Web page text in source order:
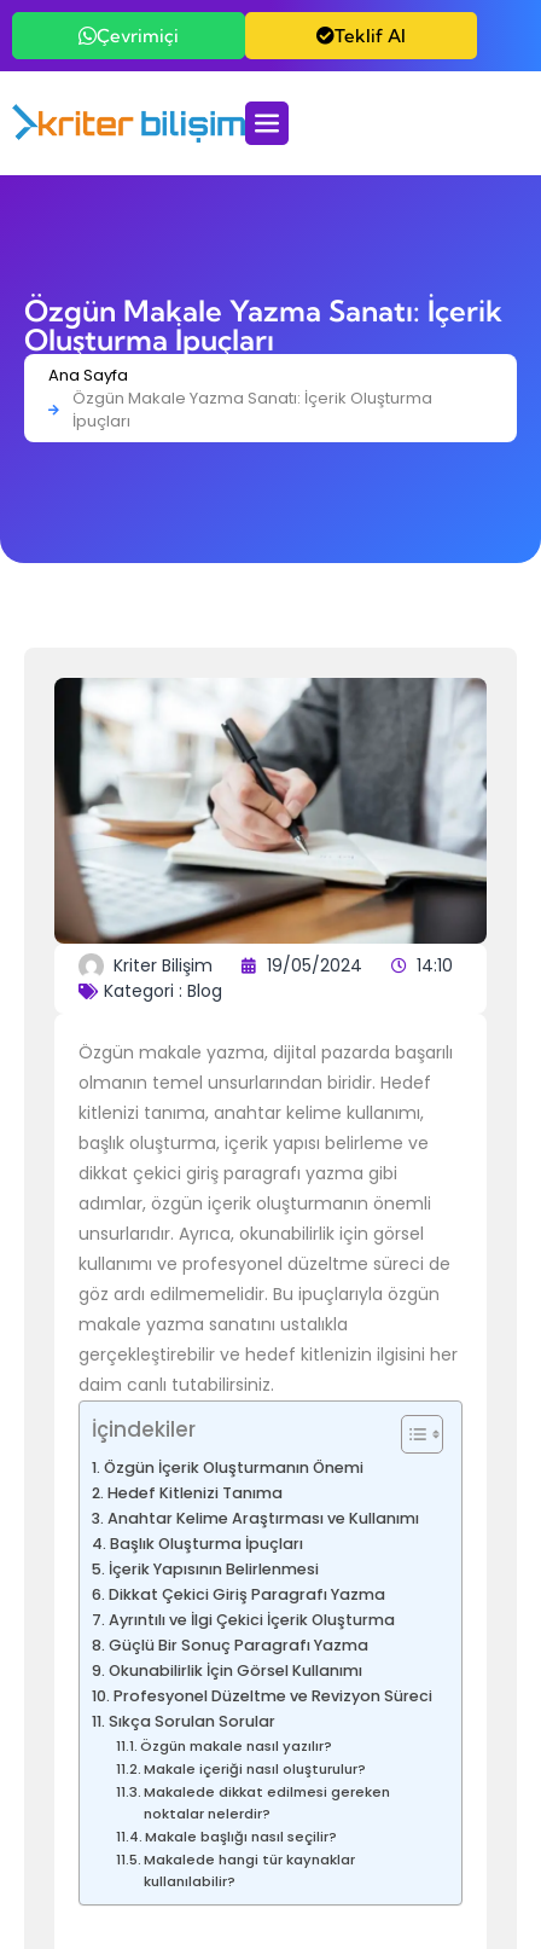
Çevrimiçi Teklif Al
Ana Sayfa
Özgün Makale Yazma Sanatı: İçerik Oluşturma
İpuçları
Özgün Makale Yazma Sanatı: İçerik
Oluşturma İpuçları
Kriter Bilişim 19/05/2024
14:10
Kategori : Blog
Özgün makale yazma, dijital pazarda başarılı
olmanın temel unsurlarından biridir. Hedef
kitlenizi tanıma, anahtar kelime kullanımı,
başlık oluşturma, içerik yapısı belirleme ve
dikkat çekici giriş paragrafı yazma gibi
adımlar, özgün içerik oluşturmanın önemli
unsurlarıdır. Ayrıca, okunabilirlik için görsel
kullanımı ve profesyonel düzeltme süreci de
göz ardı edilmemelidir. Bu ipuçlarıyla özgün
makale yazma sanatını ustalıkla
gerçekleştirebilir ve hedef kitlenizin ilgisini her
daim canlı tutabilirsiniz.
İçindekiler
Özgün İçerik Oluşturmanın Önemi
Hedef Kitlenizi Tanıma
Anahtar Kelime Araştırması ve Kullanımı
Başlık Oluşturma İpuçları
İçerik Yapısının Belirlenmesi
Dikkat Çekici Giriş Paragrafı Yazma
Ayrıntılı ve İlgi Çekici İçerik Oluşturma
Güçlü Bir Sonuç Paragrafı Yazma
Okunabilirlik İçin Görsel Kullanımı
Profesyonel Düzeltme ve Revizyon Süreci
Sıkça Sorulan Sorular
Özgün makale nasıl yazılır?
Makale içeriği nasıl oluşturulur?
Makalede dikkat edilmesi gereken
noktalar nelerdir?
Makale başlığı nasıl seçilir?
Makalede hangi tür kaynaklar
kullanılabilir?